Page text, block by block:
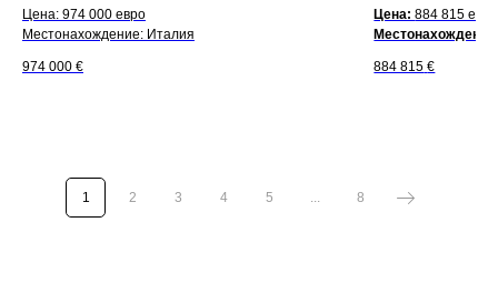
Цена: 974 000 евро
Местонахождение: Италия
974 000 €
Цена:884 815
884 815 €
1 2 3 4 5 ... 8